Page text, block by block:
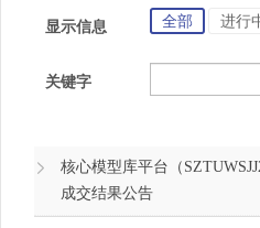
显示信息 全部 进行
关键字
核心模型库平台（
成交结果公告